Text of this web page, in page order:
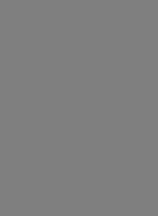
Linkedin
via E-mail